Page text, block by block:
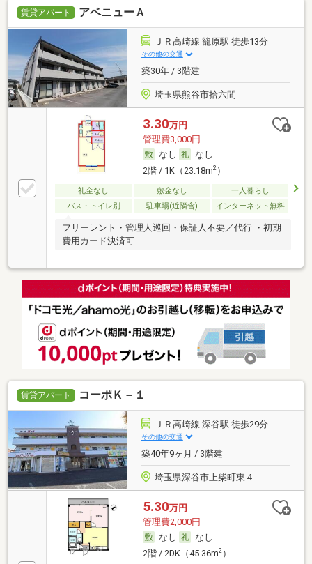
賃貸アパート アベニューＡ
ＪＲ高崎線 籠原駅 徒歩13分
その他の交通
築30年 / 3階建
埼玉県熊谷市拾六間
3.30万円
管理費3,000円
なし
なし
2階 / 1K（23.18m2）
礼金なし 敷金なし
一人暮らし
バス・トイレ別
駐車場(近隣含) インターネット無料
フリーレント・管理人巡回・保証人不要／代行 ・初期
費用カード決済可
賃貸アパート コーポＫ－１
ＪＲ高崎線 深谷駅 徒歩29分
その他の交通
築40年9ヶ月 / 3階建
埼玉県深谷市上柴町東４
5.30万円
管理費2,000円
なし
なし
2階 / 2DK（45.36m2）